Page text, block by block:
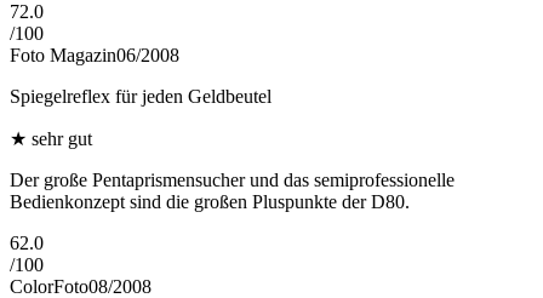
72.0
/100
Foto Magazin06/2008
Spiegelreflex für jeden Geldbeutel
★ sehr gut
Der große Pentaprismensucher und das semiprofessionelle
Bedienkonzept sind die großen Pluspunkte der D80.
62.0
/100
ColorFoto08/2008